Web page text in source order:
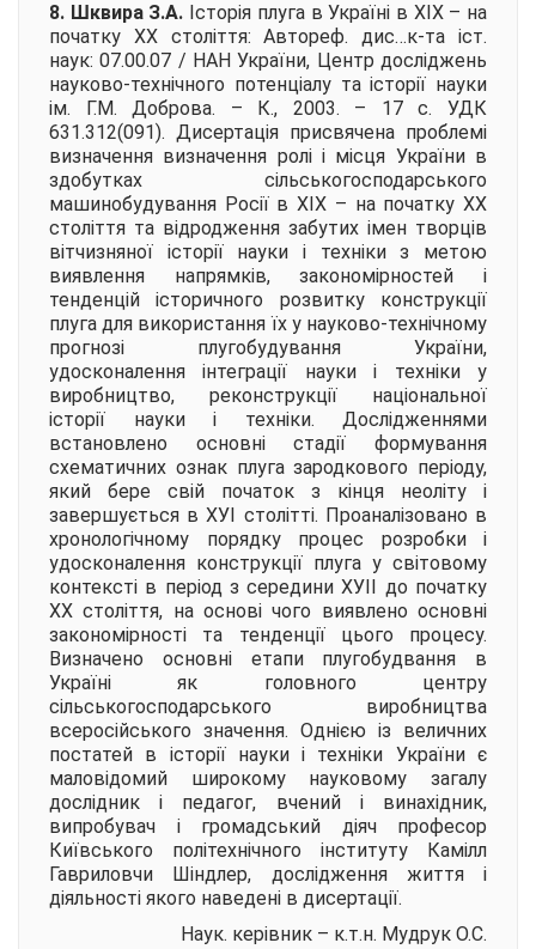
8. Шквира З.А. Історія плуга в Україні в ХІХ – на
початку ХХ століття: Автореф. дис…к-та іст.
наук: 07.00.07 / НАН України, Центр досліджень
науково-технічного потенціалу та історії науки
ім. Г.М. Доброва. – К., 2003. – 17 с. УДК
631.312(091). Дисертація присвячена проблемі
визначення визначення ролі і місця України в
здобутках сільськогосподарського
машинобудування Росії в ХІХ – на початку ХХ
століття та відродження забутих імен творців
вітчизняної історії науки і техніки з метою
виявлення напрямків, закономірностей і
тенденцій історичного розвитку конструкції
плуга для використання їх у науково-технічному
прогнозі плугобудування України,
удосконалення інтеграції науки і техніки у
виробництво, реконструкції національної
історії науки і техніки. Дослідженнями
встановлено основні стадії формування
схематичних ознак плуга зародкового періоду,
який бере свій початок з кінця неоліту і
завершується в ХУІ столітті. Проаналізовано в
хронологічному порядку процес розробки і
удосконалення конструкції плуга у світовому
контексті в період з середини ХУІІ до початку
ХХ століття, на основі чого виявлено основні
закономірності та тенденції цього процесу.
Визначено основні етапи плугобудвання в
Україні як головного центру
сільськогосподарського виробництва
всеросійського значення. Однією із величних
постатей в історії науки і техніки України є
маловідомий широкому науковому загалу
дослідник і педагог, вчений і винахідник,
випробувач і громадський діяч професор
Київського політехнічного інституту Камілл
Гавриловчи Шіндлер, дослідження життя і
діяльності якого наведені в дисертації.
Наук. керівник – к.т.н. Мудрук О.С.